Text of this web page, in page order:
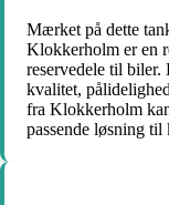
Mærket på dette
Klokkerholm er en
reservedele til biler.
kvalitet,
fra Klokkerholm
passende løsning til